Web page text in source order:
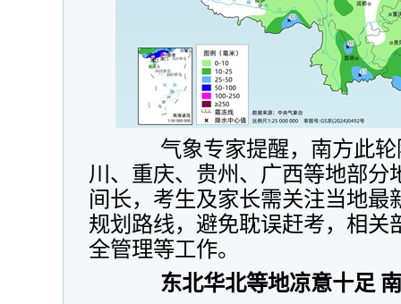
气象专家提醒，南方此轮
川、重庆、贵州、广西等地部分
间长，考生及家长需关注当地最
规划路线，避免耽误赶考，相关
全管理等工作。
东北华北等地凉意十足